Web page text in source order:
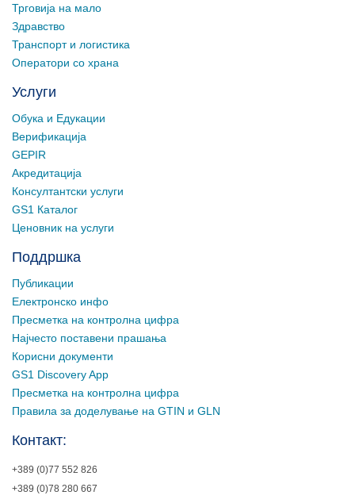
Трговија на мало
Здравство
Транспорт и логистика
Оператори со храна
Услуги
Обука и Едукации
Верификација
GEPIR
Акредитација
Консултантски услуги
GS1 Каталог
Ценовник на услуги
Поддршка
Публикации
Електронско инфо
Пресметка на контролна цифра
Најчесто поставени прашања
Корисни документи
GS1 Discovery App
Пресметка на контролна цифра
Правила за доделување на GTIN и GLN
Контакт:
+389 (0)77 552 826
+389 (0)78 280 667